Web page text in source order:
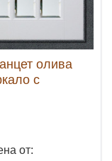
олива
с
от: